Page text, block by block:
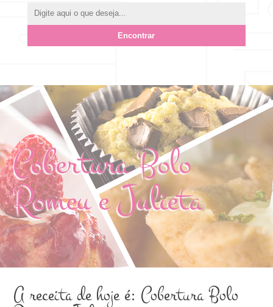
Cobertura Bolo
Romeu e Julieta
A receita de hoje é: Cobertura Bolo